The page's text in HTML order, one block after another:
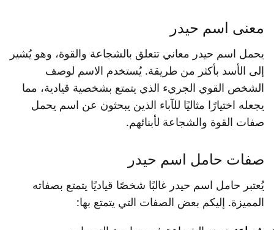
معنى اسم حيدر
يحمل اسم حيدر معاني تتعلق بالشجاعة والقوة، وهو يُشير
إلى الأسد بأكثر من طريقة. يُستخدم الاسم لوصف
الشخص القوي الجريء الذي يتمتع بشخصية قيادية، مما
يجعله اختيارًا مثاليًا للآباء الذين يبحثون عن اسم يحمل
صفات القوة والشجاعة لأبنائهم.
صفات حامل اسم حيدر
يُعتبر حامل اسم حيدر غالبًا شخصًا قياديًا يتمتع بصفاته
المميزة. إليكم بعض الصفات التي يتمتع بها: